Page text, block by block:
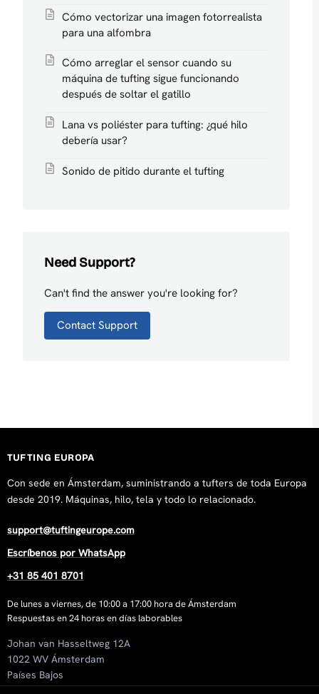
Cómo vectorizar una imagen fotorrealista
para una alfombra
Cómo arreglar el sensor cuando su
máquina de tufting sigue funcionando
después de soltar el gatillo
Lana vs poliéster para tufting: ¿qué hilo
debería usar?
Sonido de pitido durante el tufting
Need Support?
Can't find the answer you're looking for?
Contact Support
TUFTING EUROPA
Con sede en Ámsterdam, suministrando a tufters de toda Europa
desde 2019. Máquinas, hilo, tela y todo lo relacionado.
support@tuftingeurope.com
Escríbenos por WhatsApp
+31 85 401 8701
De lunes a viernes, de 10:00 a 17:00 hora de Ámsterdam
Respuestas en 24 horas en días laborables
Johan van Hasseltweg 12A
1022 WV Ámsterdam
Países Bajos